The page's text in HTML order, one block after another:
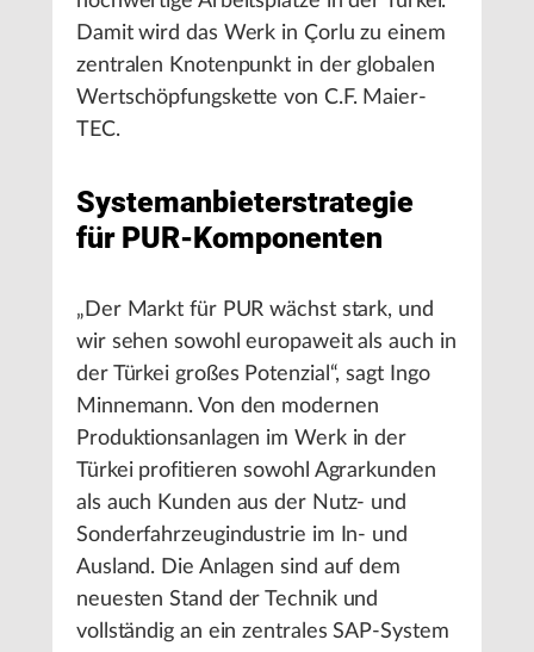
Damit wird das Werk in Çorlu zu einem
zentralen Knotenpunkt in der globalen
Wertschöpfungskette von C.F. Maier-
TEC.
Systemanbieterstrategie
für PUR-Komponenten
„Der Markt für PUR wächst stark, und
wir sehen sowohl europaweit als auch in
der Türkei großes Potenzial“, sagt Ingo
Minnemann. Von den modernen
Produktionsanlagen im Werk in der
Türkei profitieren sowohl Agrarkunden
als auch Kunden aus der Nutz- und
Sonderfahrzeugindustrie im In- und
Ausland. Die Anlagen sind auf dem
neuesten Stand der Technik und
vollständig an ein zentrales SAP-System